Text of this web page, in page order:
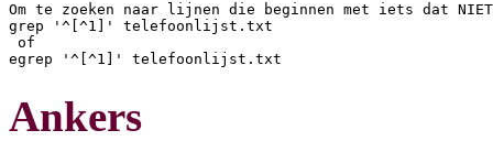
Om te zoeken naar lijnen die beginnen met iets dat
grep '^[^1]' telefoonlijst.txt
of
Ankers